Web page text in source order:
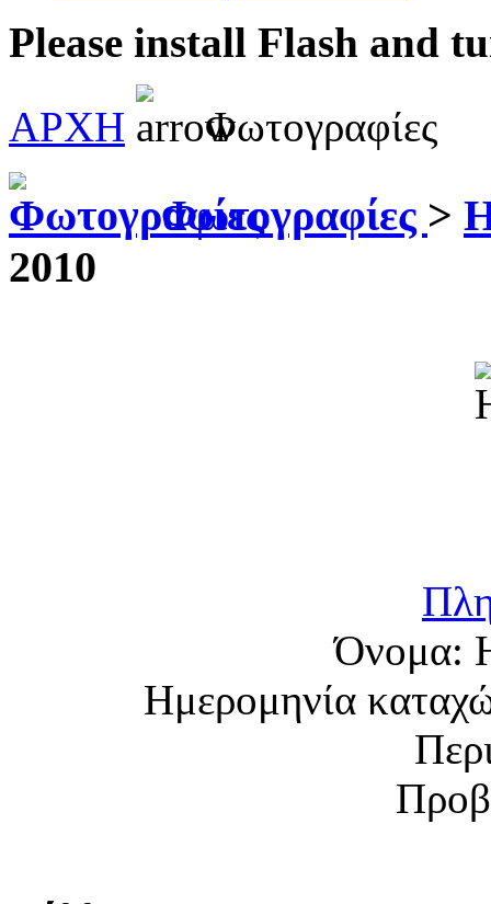
Please install Flash and
ΑΡΧΗ
Φωτογραφίες
Φωτογραφίες >
2010
Όνομα:
Ημερομηνία